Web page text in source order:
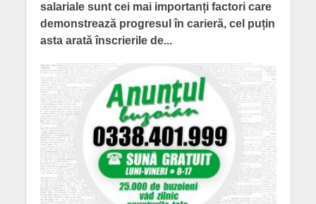
salariale sunt cei mai importanți factori care
demonstrează progresul în carieră, cel puțin
asta arată înscrierile de...